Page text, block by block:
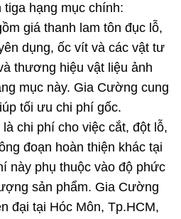
hạng mục chính:
giá thanh lam tôn đục lỗ,
dụng, ốc vít và các vật tư
thương hiệu vật liệu ảnh
mục này. Gia Cường cung
tối ưu chi phí gốc.
chi phí cho việc cắt, đột lỗ,
đoạn hoàn thiện khác tại
này phụ thuộc vào độ phức
sản phẩm. Gia Cường
đại tại Hóc Môn, Tp.HCM,